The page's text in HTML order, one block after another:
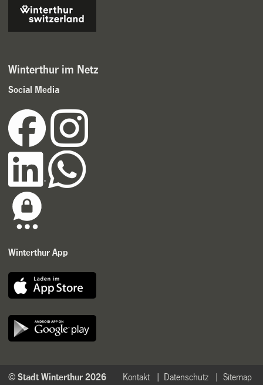
Winterthur im Netz
Social Media
Winterthur App
Sitemap
Datenschutz
Kontakt
© Stadt Winterthur 2026